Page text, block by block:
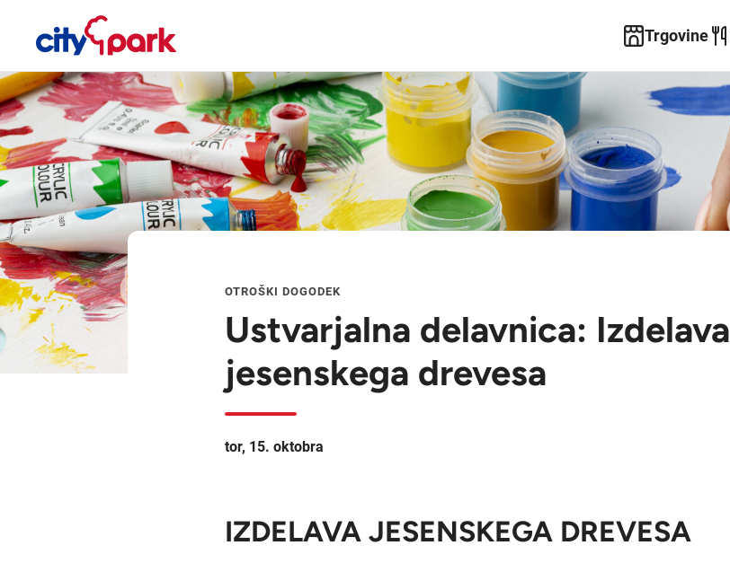
Trgovine
OTROŠKI DOGODEK
Ustvarjalna delavnica: Izdelava
jesenskega drevesa
tor, 15. oktobra
IZDELAVA JESENSKEGA DREVESA